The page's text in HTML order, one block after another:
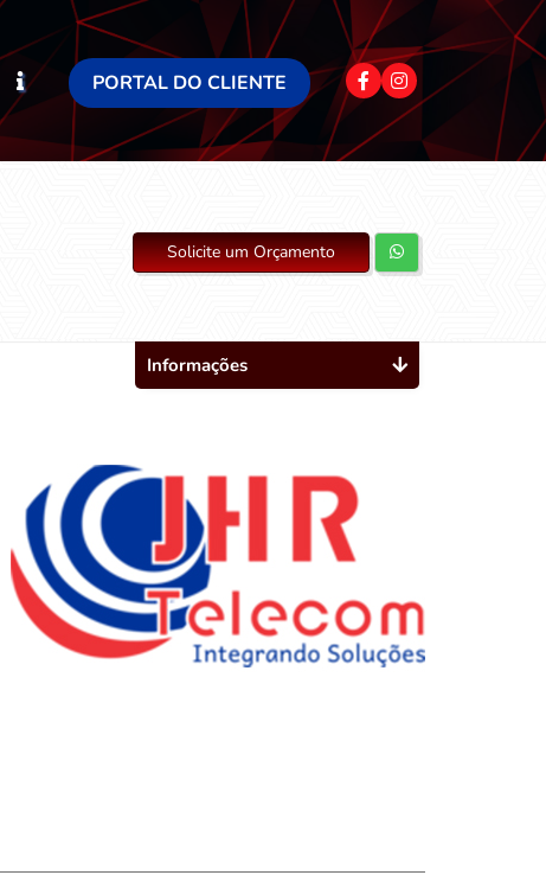
PORTAL DO CLIENTE
Solicite um Orçamento
Informações